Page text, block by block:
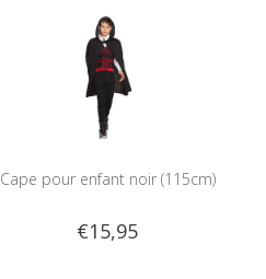
Cape pour enfant noir (115cm)
€15,95